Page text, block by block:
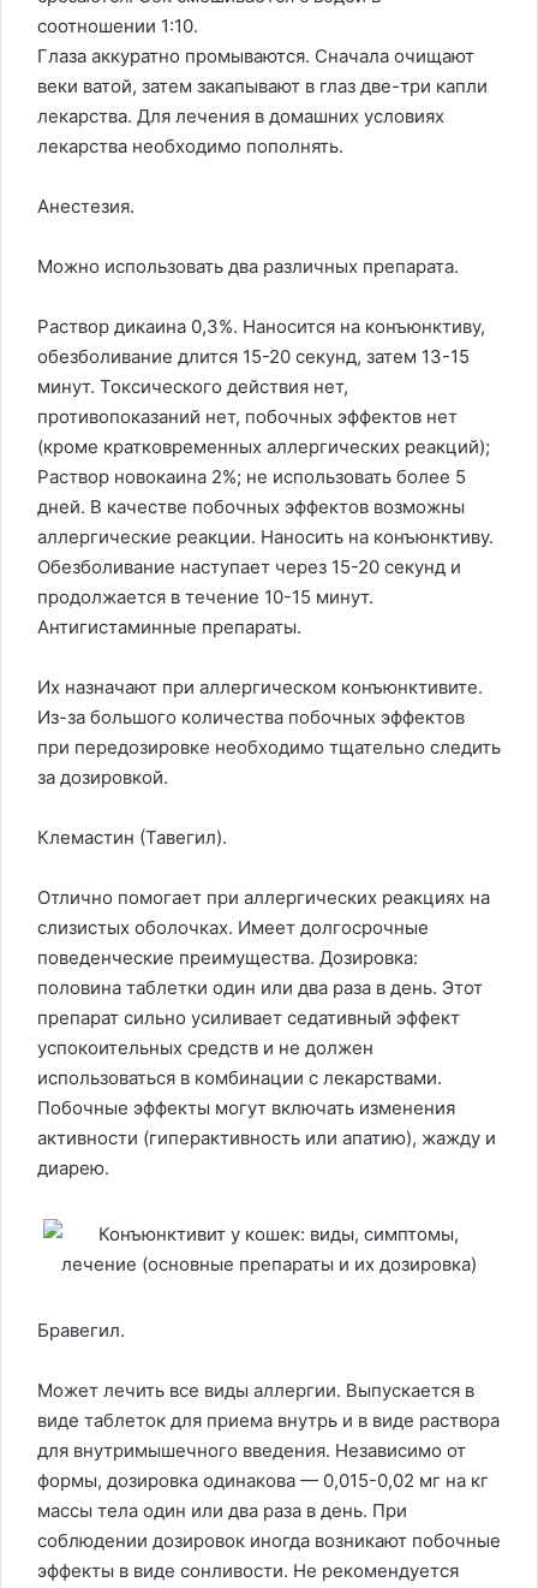
соотношении 1:10.
Глаза аккуратно промываются. Сначала очищают
веки ватой, затем закапывают в глаз две-три капли
лекарства. Для лечения в домашних условиях
лекарства необходимо пополнять.
Анестезия.
Можно использовать два различных препарата.
Раствор дикаина 0,3%. Наносится на конъюнктиву,
обезболивание длится 15-20 секунд, затем 13-15
минут. Токсического действия нет,
противопоказаний нет, побочных эффектов нет
(кроме кратковременных аллергических реакций);
Раствор новокаина 2%; не использовать более 5
дней. В качестве побочных эффектов возможны
аллергические реакции. Наносить на конъюнктиву.
Обезболивание наступает через 15-20 секунд и
продолжается в течение 10-15 минут.
Антигистаминные препараты.
Их назначают при аллергическом конъюнктивите.
Из-за большого количества побочных эффектов
при передозировке необходимо тщательно следить
за дозировкой.
Клемастин (Тавегил).
Отлично помогает при аллергических реакциях на
слизистых оболочках. Имеет долгосрочные
поведенческие преимущества. Дозировка:
половина таблетки один или два раза в день. Этот
препарат сильно усиливает седативный эффект
успокоительных средств и не должен
использоваться в комбинации с лекарствами.
Побочные эффекты могут включать изменения
активности (гиперактивность или апатию), жажду и
диарею.
Бравегил.
Может лечить все виды аллергии. Выпускается в
виде таблеток для приема внутрь и в виде раствора
для внутримышечного введения. Независимо от
формы, дозировка одинакова — 0,015-0,02 мг на кг
массы тела один или два раза в день. При
соблюдении дозировок иногда возникают побочные
эффекты в виде сонливости. Не рекомендуется